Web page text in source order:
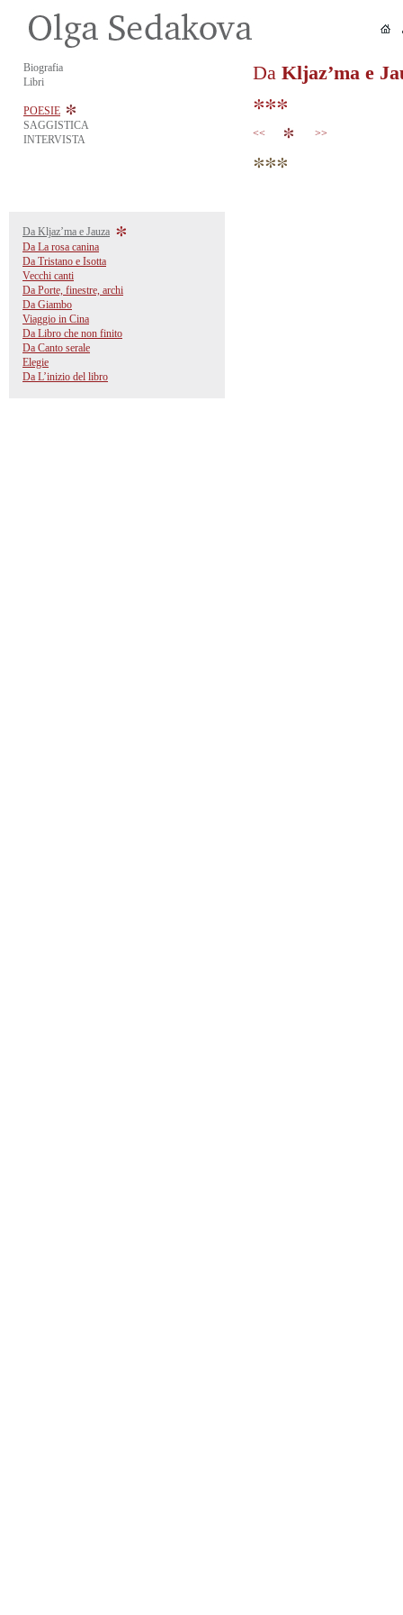
Biografia
Libri
POESIE
SAGGISTICA
INTERVISTA
Da Kljaz’ma e Jauza
Da La rosa canina
Da Tristano e Isotta
Vecchi canti
Da Porte, finestre, archi
Da Giambo
Viaggio in Cina
Da Libro che non finito
Da Canto serale
Elegie
Da L’inizio del libro
Da Kljaz’ma e
<< >>